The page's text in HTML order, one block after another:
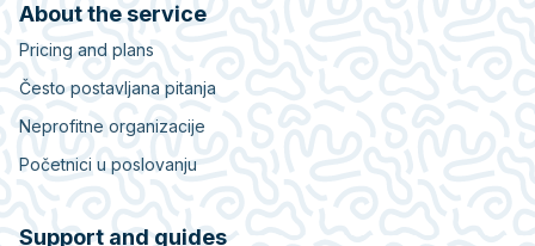
About the service
Pricing and plans
Često postavljana pitanja
Neprofitne organizacije
Početnici u poslovanju
Support and guides